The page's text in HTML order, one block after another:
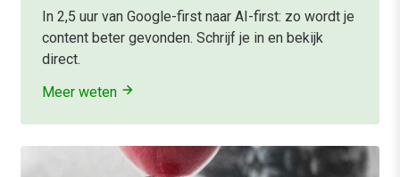
In 2,5 uur van Google-first naar AI-first: zo wordt je
content beter gevonden. Schrijf je in en bekijk
direct.
Meer weten